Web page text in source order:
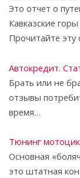
Это отчет о
Кавказские
Прочитайте
Автокредит.
Брать или не
отзывы
время…
Тюнинг
Основная
это штатная